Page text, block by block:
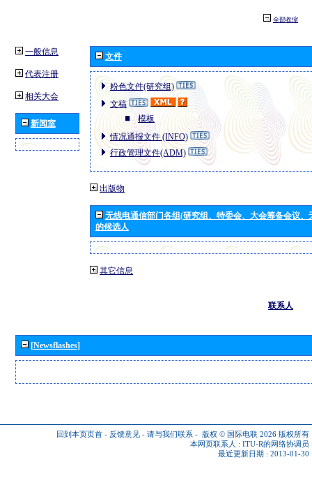
全部收缩
一般信息
代表注册
相关大会
新闻室
文件
粉色文件(研究组)
文稿
模板
情况通报文件 (INFO)
行政管理文件(ADM)
出版物
无线电通信部门各组(研究组、特委会、大会筹备会议
的候选人
其它信息
联系人
[Newsflashes]
回到本页页首 - 反馈意见 - 请与我们联系 - 版权 © 国际电联 2026 版权所有
本网页联系人 : ITU-R的网络协调员
最近更新日期 : 2013-01-30